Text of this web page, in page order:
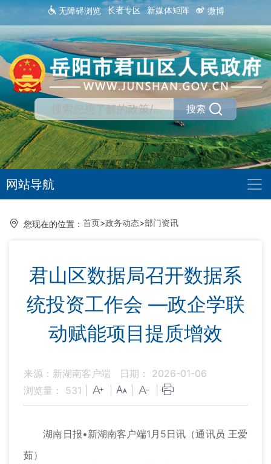
无障碍浏览 长者专区 新媒体矩阵 微博
搜索
网站导航
您现在的位置： 首页>政务动态>部门资讯
君山区数据局召开数据系
统投资工作会 —政企学联
动赋能项目提质增效
来源：新湖南客户端
日期： 2026-01-06
浏览量： 531
湖南日报•新湖南客户端1月5日讯（通讯员 王爱
茹）